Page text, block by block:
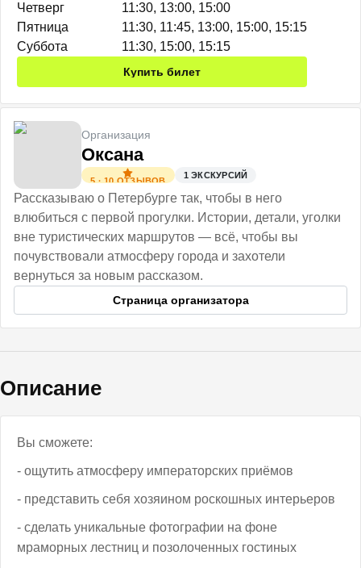
Четверг
11:30, 13:00, 15:00
Пятница
11:30, 11:45, 13:00, 15:00, 15:15
Суббота
11:30, 15:00, 15:15
Купить билет
Организация
Оксана
5 · 10 ОТЗЫВОВ
1 ЭКСКУРСИЙ
Рассказываю о Петербурге так, чтобы в него
влюбиться с первой прогулки. Истории, детали, уголки
вне туристических маршрутов — всё, чтобы вы
почувствовали атмосферу города и захотели
вернуться за новым рассказом.
Страница организатора
Описание
Вы сможете:
- ощутить атмосферу императорских приёмов
- представить себя хозяином роскошных интерьеров
- сделать уникальные фотографии на фоне
мраморных лестниц и позолоченных гостиных